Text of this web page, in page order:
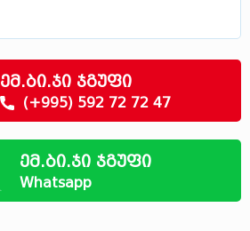
ემ.ბი.ჯი ჯგუფი
(+995) 592 72 72 47
ემ.ბი.ჯი ჯგუფი
Whatsapp